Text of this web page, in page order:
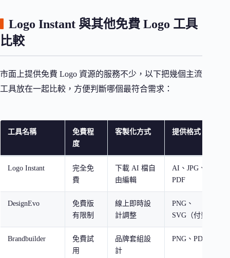
Logo Instant 與其他免費 Logo 工具
比較
市面上提供免費 Logo 資源的服務不少，以下把幾個主流
工具放在一起比較，方便判斷哪個最符合需求：
工具名稱
免費程
度
客製化方式 提供格式
Logo Instant
完全免
費
下載 AI 檔自
由編輯
AI、JPG、
PDF
DesignEvo
免費版
有限制
線上即時設
計調整
PNG、
SVG（付費）
Brandbuilder
免費試
用
品牌套組設
計
PNG、PDF